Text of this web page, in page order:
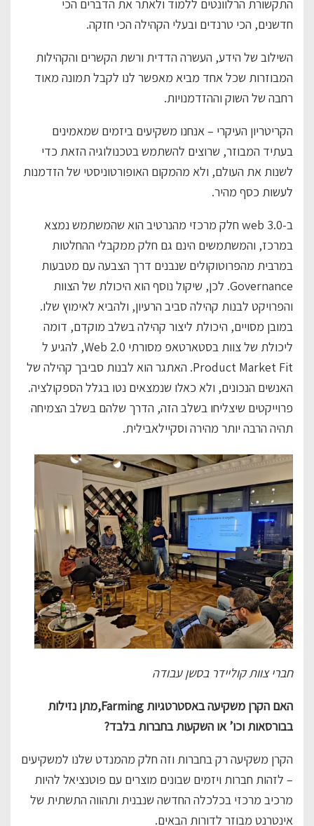
התקשורת הרלוונטים ללמוד ולאתר את הדברים הכי
חדשנים, הכי טרנדים ובעלי הקהילה הכי חזקה.
השילוב של הידע, העשרה הדדית ורשת הקשרים והקהילות
המבוזרות שכל אחד מביא מאפשר לנו לקבל תמונה מאוד
רחבה של השוק וההזדמנויות.
הקריטריון העיקרי – אנחנו משקיעים ביזמים שמאמינים
בעתיד המבוזר, שרוצים להשתמש בטכנולוגיה הזאת כדי
לשנות את העולם, ולא מהמקום האופורטוניסטי של הזדמנות
לעשות כסף מהיר.
ב-web 3.0 חלק מרכזי מהנרטיב הוא שהמשתמש נמצא
במרכז, והמשתמשים הינם גם חלק ממקבלי ההחלטות
במרבית מהפרוטוקולים שנבנים דרך הצבעה עם מטבעות
Governance. לכן, שיקול נוסף הוא היכולת של הצוות
והפרויקט לבנות קהילה סביב הרעיון, ולהביא לאימוץ שלו.
במובן מסויים, היכולת ליצור קהילה בשלב מוקדם, דומה
ליכולת של צוות בסטארטאפ מסורתי Web 2.0, להגיע ל
Product Market Fit. האתגר הוא לבנות סביבך קהילה של
האנשים הנכונים, ולא כאלו שנמצאים נטו בגלל הספקולציה.
פרוייקטים שיצליחו בשלב הזה, הדרך שלהם בשלב הצמיחה
תהיה הרבה יותר מהירה וסקיילאבילית.
חברי צוות קוליידר בסשן עבודה
האם הקרן משקיעה באסטרטגיות Farming,מתן נזילות
בבורסאות וכו’ או השקעות בחברות בלבד?
הקרן משקיעה רק בחברות וזה חלק מהמנדט שלנו למשקיעים
– לזהות חברות ויזמים שבונים מוצרים עם פוטנציאל להיות
מרכיב מרכזי בכלכלה החדשה שנבנית ותהווה התשתית של
אינטרנט מבוזר לדורות הבאים.